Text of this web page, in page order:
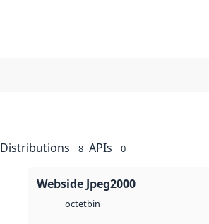
Distributions 8 APIs 0
Webside Jpeg2000
octetbin